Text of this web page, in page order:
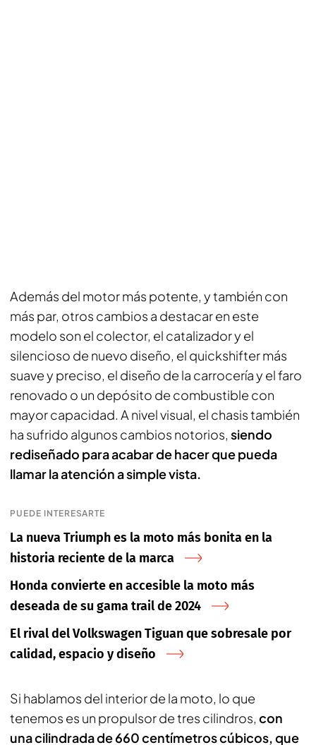
Además del motor más potente, y también con
más par, otros cambios a destacar en este
modelo son el colector, el catalizador y el
silencioso de nuevo diseño, el quickshifter más
suave y preciso, el diseño de la carrocería y el faro
renovado o un depósito de combustible con
mayor capacidad. A nivel visual, el chasis también
ha sufrido algunos cambios notorios, siendo
rediseñado para acabar de hacer que pueda
llamar la atención a simple vista.
PUEDE INTERESARTE
La nueva Triumph es la moto más bonita en la
historia reciente de la marca
Honda convierte en accesible la moto más
deseada de su gama trail de 2024
El rival del Volkswagen Tiguan que sobresale por
calidad, espacio y diseño
Si hablamos del interior de la moto, lo que
tenemos es un propulsor de tres cilindros, con
una cilindrada de 660 centímetros cúbicos, que